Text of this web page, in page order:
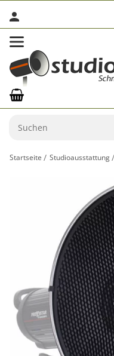
Startseite Studioausstattung